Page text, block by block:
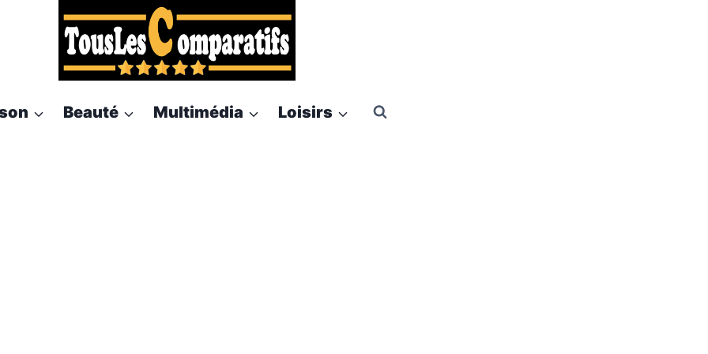
Beauté Multimédia Loisirs